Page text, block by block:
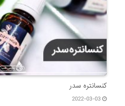
کنسانتره سدر
2022-03-03